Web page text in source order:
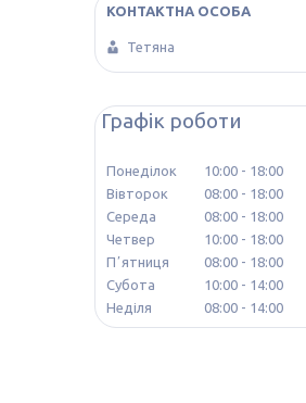
Тетяна
Графік роботи
Понеділок 10:00
18:00
Вівторок
08:00
18:00
Середа
08:00
18:00
Четвер
10:00
18:00
Пʼятниця
08:00
18:00
Субота
10:00
14:00
Неділя
08:00 14:00